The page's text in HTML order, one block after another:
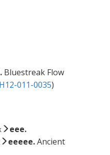
Bluestreak Flow
011-0035)
eee.
eeeee.Ancient